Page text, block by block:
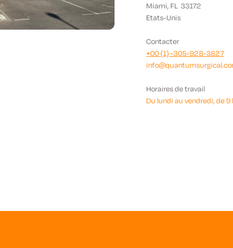
Miami, FL 33172
Etats-Unis
Contacter
+00 (1) -305-928-3827
Horaires de travail
Du lundi au vendredi, de 9